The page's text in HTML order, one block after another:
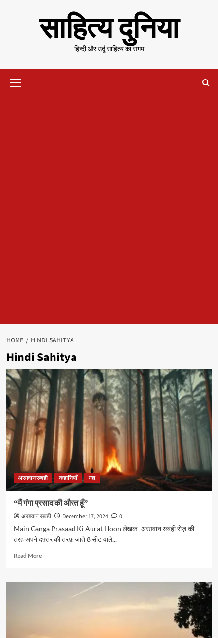
साहित्य दुनिया
हिन्दी और उर्दू साहित्य का संगम
Menu
HOME HINDI SAHITYA
Hindi Sahitya
अरग़वान रब्बही कहानियाँ गद्य
“मैं गंगा प्रसाद की औरत हूँ”
अरग़वान रब्बही December 17, 2024
0
Main Ganga Prasaad Ki Aurat Hoon लेखक- अरग़वान रब्बही रोज़ की
तरह अपने दफ़्तर की तरफ़ जाते 8 सीट वाले...
Read MoreRead
“मैं